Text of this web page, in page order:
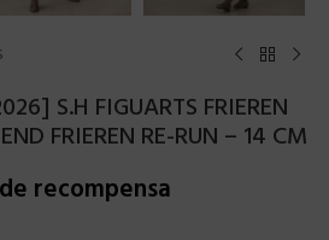
S.H FIGUARTS FRIEREN
FRIEREN RE-RUN – 14 CM
recompensa